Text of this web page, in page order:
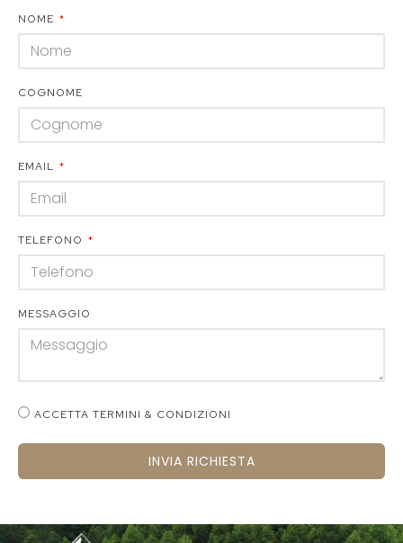
NOME
COGNOME
EMAIL
TELEFONO
MESSAGGIO
ACCETTA TERMINI & CONDIZIONI
INVIA RICHIESTA